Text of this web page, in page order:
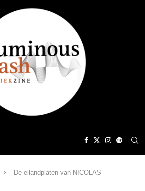
De eilandplaten van NICOLAS